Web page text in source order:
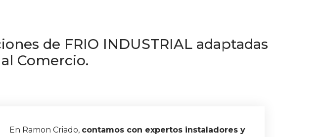
de FRIO INDUSTRIAL adaptadas
Comercio.
En Ramon Criado, contamos con expertos instaladores y